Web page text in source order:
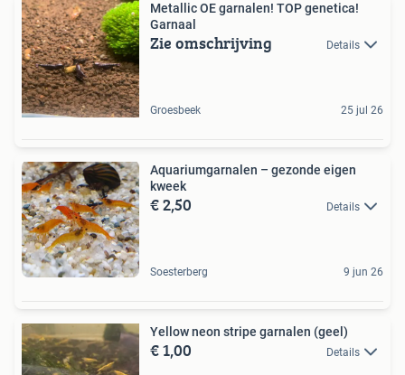
Metallic OE garnalen! TOP genetica!
Garnaal
Zie omschrijving Details
Groesbeek 25 jul 26
Aquariumgarnalen – gezonde eigen
kweek
€ 2,50 Details
Soesterberg 9 jun 26
Yellow neon stripe garnalen (geel)
€ 1,00 Details